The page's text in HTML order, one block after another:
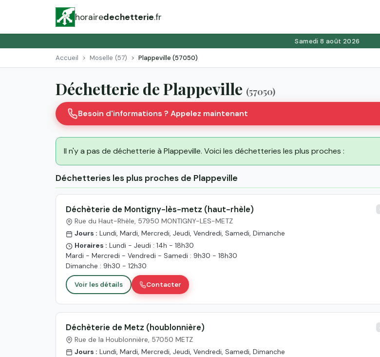
horairedechetterie.fr
Samedi 8 août 2026
Accueil Moselle (57) Plappeville (57050)
Déchetterie de Plappeville (57050)
Besoin d'informations ? Appelez maintenant
Il n'y a pas de déchetterie à Plappeville. Voici les déchetteries les plus proches :
Déchetteries les plus proches de Plappeville
Déchèterie de Montigny-lès-metz (haut-rhèle)
Rue du Haut-Rhèle, 57950 MONTIGNY-LES-METZ
Jours : Lundi, Mardi, Mercredi, Jeudi, Vendredi, Samedi, Dimanche
Horaires : Lundi - Jeudi : 14h - 18h30
Mardi - Mercredi - Vendredi - Samedi : 9h30 - 18h30
Dimanche : 9h30 - 12h30
Voir les détails Contacter
Déchèterie de Metz (houblonnière)
Rue de la Houblonnière, 57050 METZ
Jours : Lundi, Mardi, Mercredi, Jeudi, Vendredi, Samedi, Dimanche